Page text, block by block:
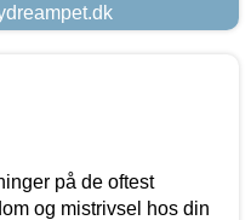
på de oftest
og mistrivsel hos din